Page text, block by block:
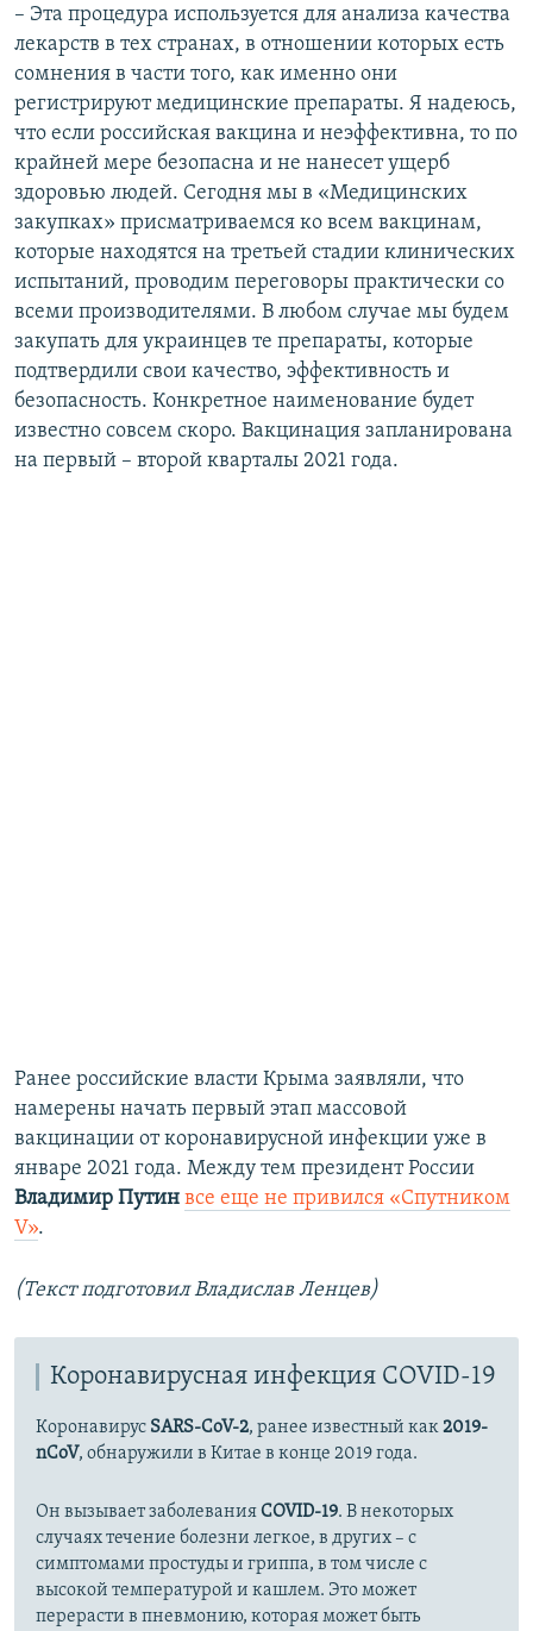
– Эта процедура используется для анализа качества
лекарств в тех странах, в отношении которых есть
сомнения в части того, как именно они
регистрируют медицинские препараты. Я надеюсь,
что если российская вакцина и неэффективна, то по
крайней мере безопасна и не нанесет ущерб
здоровью людей. Сегодня мы в «Медицинских
закупках» присматриваемся ко всем вакцинам,
которые находятся на третьей стадии клинических
испытаний, проводим переговоры практически со
всеми производителями. В любом случае мы будем
закупать для украинцев те препараты, которые
подтвердили свои качество, эффективность и
безопасность. Конкретное наименование будет
известно совсем скоро. Вакцинация запланирована
на первый – второй кварталы 2021 года.
Ранее российские власти Крыма заявляли, что
намерены начать первый этап массовой
вакцинации от коронавирусной инфекции уже в
январе 2021 года. Между тем президент России
Владимир Путин все еще не привился «Спутником
V».
(Текст подготовил Владислав Ленцев)
Коронавирусная инфекция COVID-19
Коронавирус SARS-CoV-2, ранее известный как2019-
nCoV, обнаружили в Китае в конце 2019 года.
Он вызывает заболеванияCOVID-19. В некоторых
случаях течение болезни легкое, в других – с
симптомами простуды и гриппа, в том числе с
высокой температурой и кашлем. Это может
перерасти в пневмонию, которая может быть